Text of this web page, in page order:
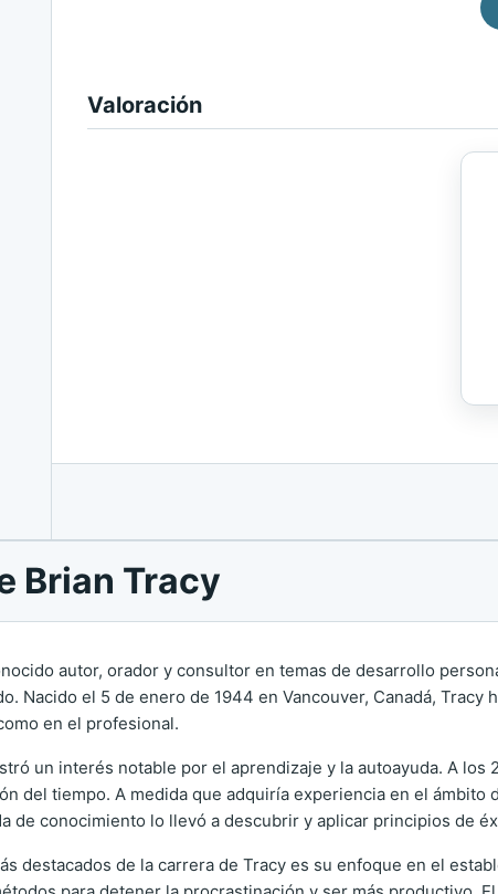
Valoración
Brian Tracy
autor, orador y consultor en temas de desarrollo
Nacido el 5 de enero de 1944 en Vancouver, Canadá,
en el profesional.
un interés notable por el aprendizaje y la autoayuda. A
del tiempo. A medida que adquiría experiencia en el
de conocimiento lo llevó a descubrir y aplicar principios de
destacados de la carrera de Tracy es su enfoque en el